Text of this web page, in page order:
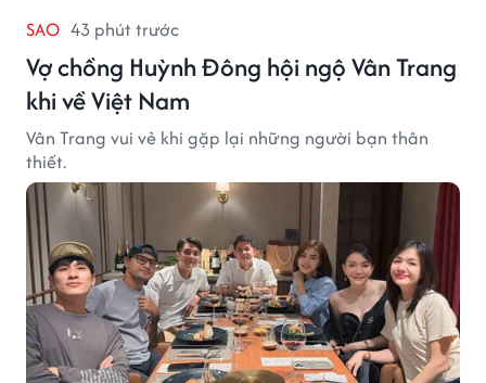
SAO 43 phút trước
Vợ chồng Huỳnh Đông hội ngộ Vân Trang
khi về Việt Nam
Vân Trang vui vẻ khi gặp lại những người bạn thân
thiết.